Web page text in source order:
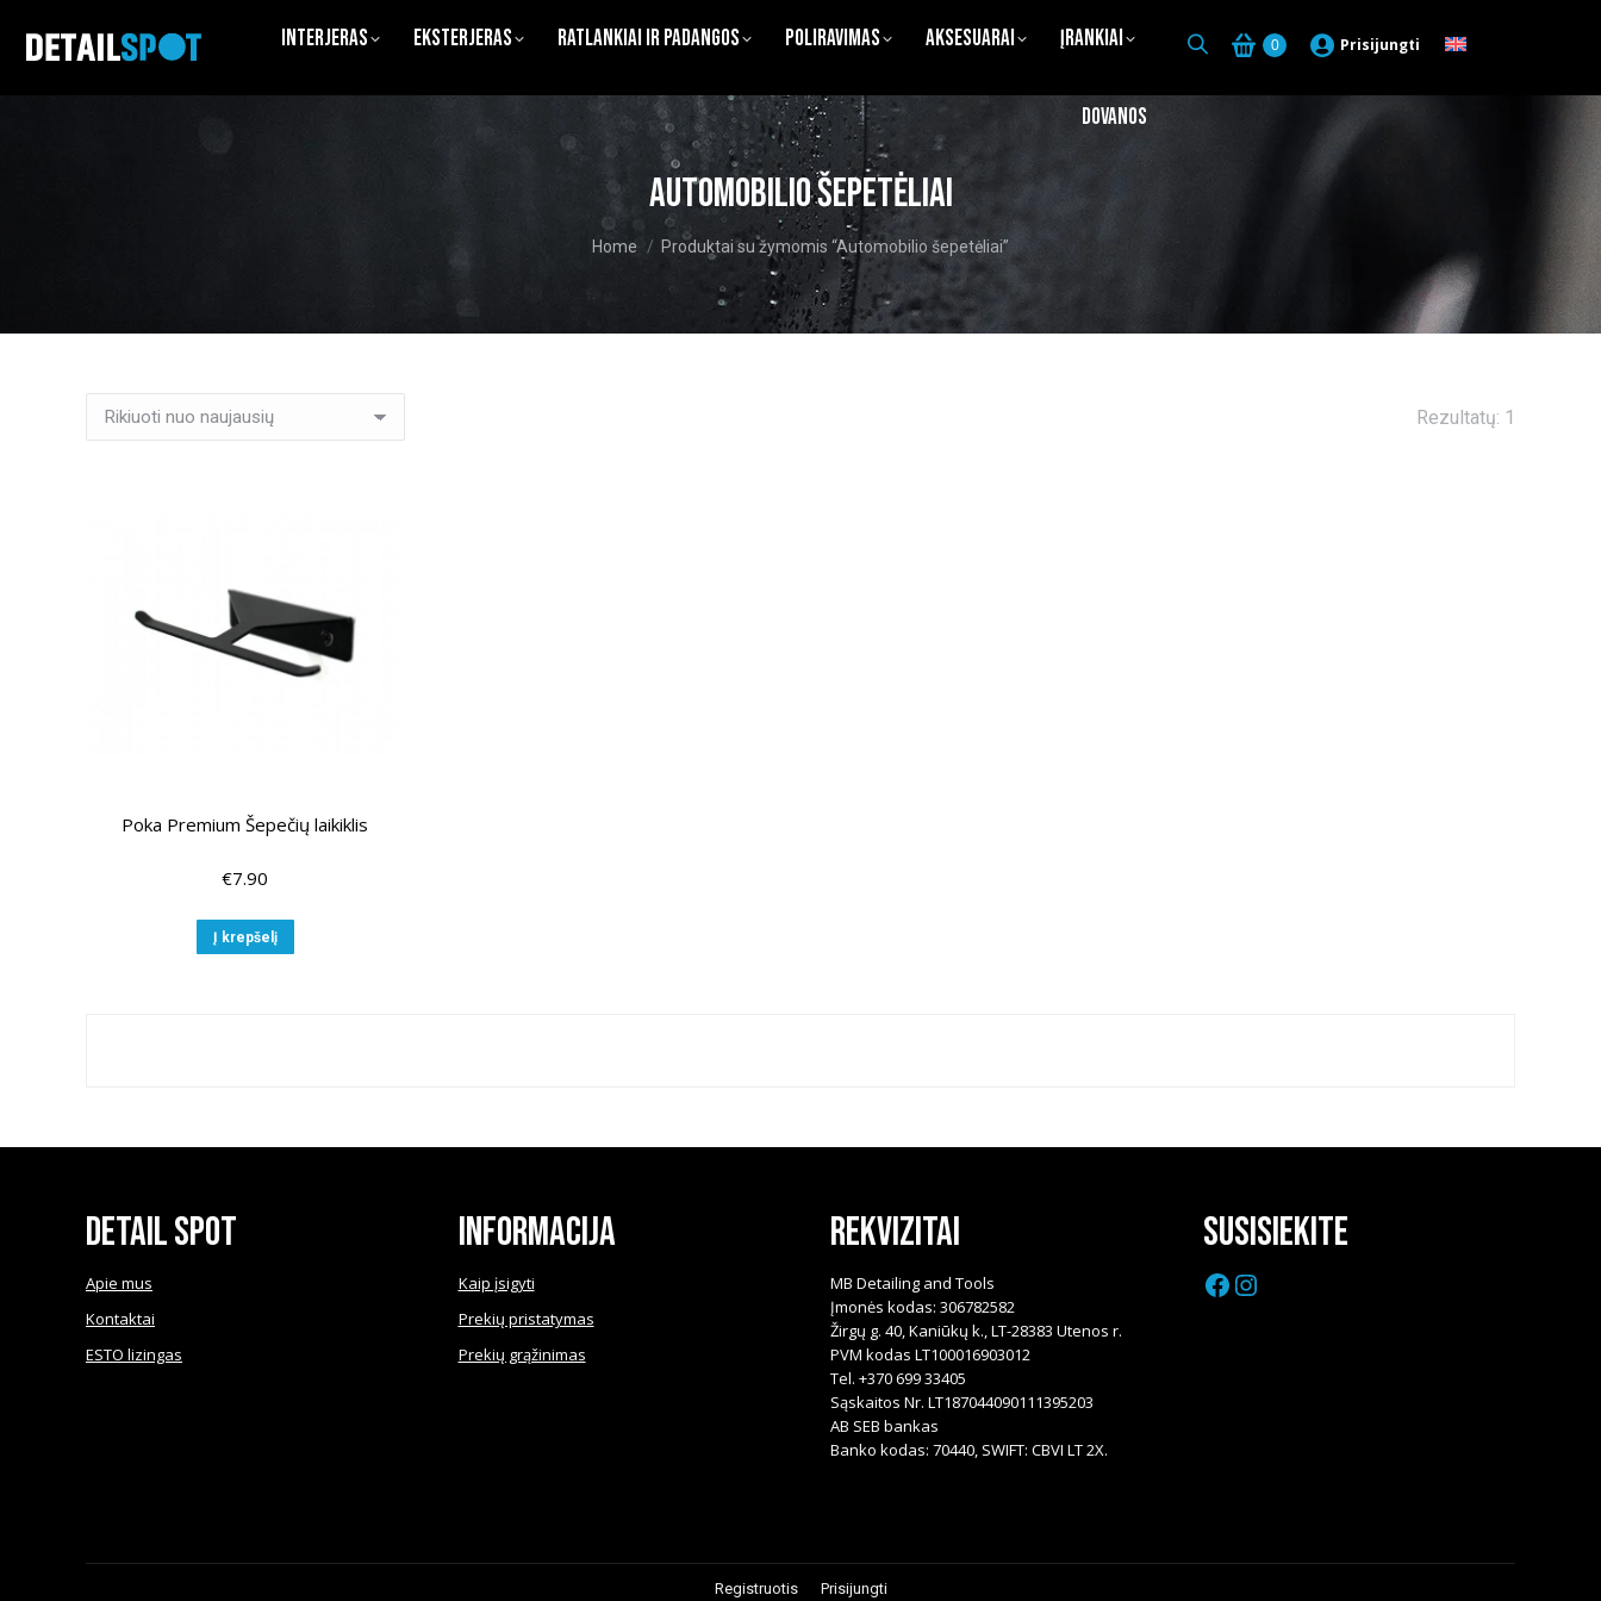
Interjeras Eksterjeras Ratlankiai ir Padangos Poliravimas Aksesuarai Įrankiai
Dovanos
0 Prisijungti
Automobilio šepetėliai
You are here:
Home Produktai su žymomis “Automobilio šepetėliai”
Rezultatų: 1
Poka Premium Šepečių laikiklis
€7.90
Į krepšelį
Detail Spot
Apie mus
Kontaktai
ESTO lizingas
Informacija
Kaip įsigyti
Prekių pristatymas
Prekių grąžinimas
Rekvizitai
MB Detailing and Tools
Įmonės kodas: 306782582
Žirgų g. 40, Kaniūkų k., LT-28383 Utenos r.
PVM kodas LT100016903012
Tel. +370 699 33405
Sąskaitos Nr. LT187044090111395203
AB SEB bankas
Banko kodas: 70440, SWIFT: CBVI LT 2X.
Susisiekite
Facebook
Instagram
Registruotis
Prisijungti